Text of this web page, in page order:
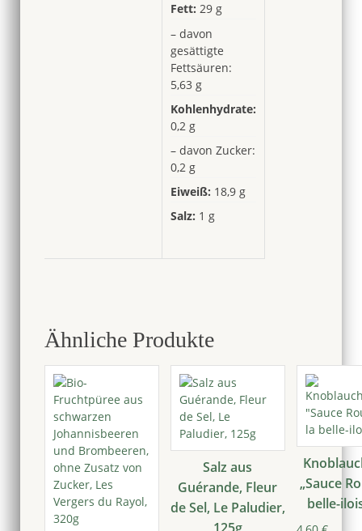
Fett: 29 g
– davon
gesättigte
Fettsäuren:
5,63 g
Kohlenhydrate:
0,2 g
– davon Zucker:
0,2 g
Eiweiß: 18,9 g
Salz: 1 g
Ähnliche Produkte
Salz aus
Guérande, Fleur
de Sel, Le Paludier,
„Sauce
belle-